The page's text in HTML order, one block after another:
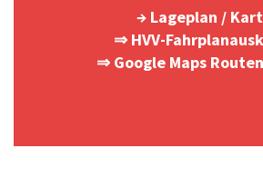
→ Lageplan /
⇒ HVV-
⇒ Google Maps